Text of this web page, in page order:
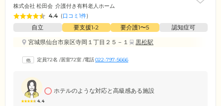
株式会社 松田会 介護付き有料老人ホーム
4.4 (口コミ1件)
自立 要支援1•2 要介護1〜5
認知症可
宮城県仙台市泉区寺岡１丁目２５－１
黒松駅
定員72名 /居室72室 /電話022-797-5666
4.4
ホテルのような対応と高級感ある施設